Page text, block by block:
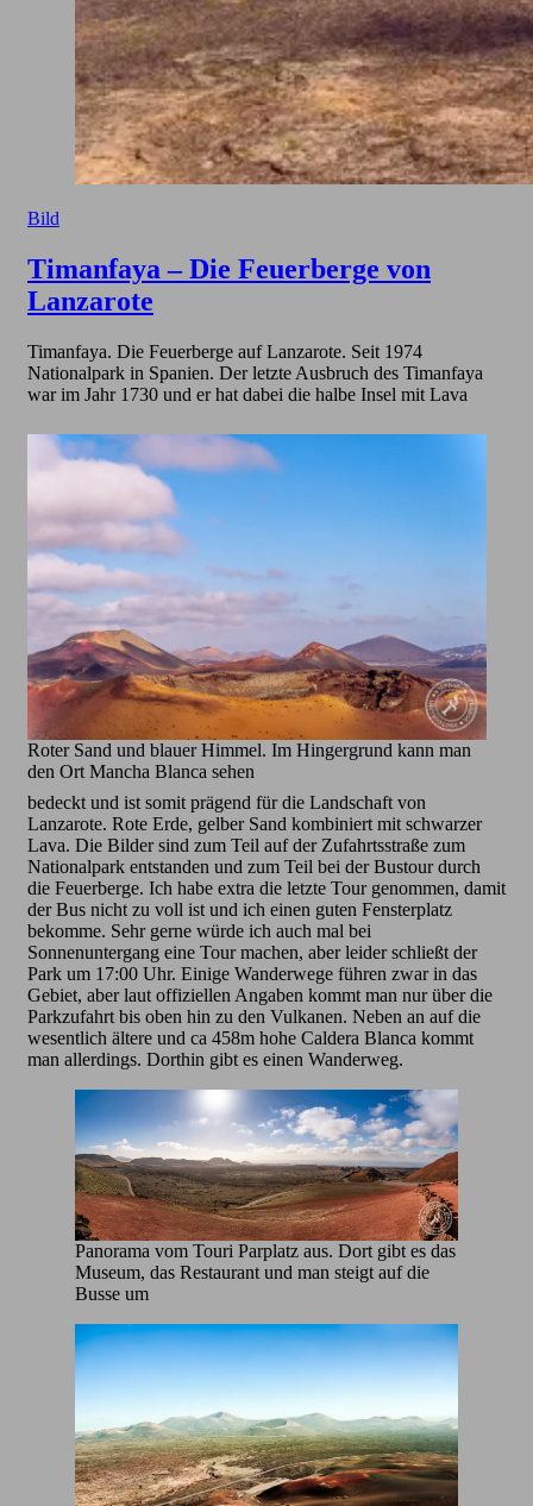
Bild
Timanfaya – Die Feuerberge von
Lanzarote
Timanfaya. Die Feuerberge auf Lanzarote. Seit 1974
Nationalpark in Spanien. Der letzte Ausbruch des Timanfaya
war im Jahr 1730 und er hat dabei die halbe Insel mit Lava
Roter Sand und blauer Himmel. Im Hingergrund kann man
den Ort Mancha Blanca sehen
bedeckt und ist somit prägend für die Landschaft von
Lanzarote. Rote Erde, gelber Sand kombiniert mit schwarzer
Lava. Die Bilder sind zum Teil auf der Zufahrtsstraße zum
Nationalpark entstanden und zum Teil bei der Bustour durch
die Feuerberge. Ich habe extra die letzte Tour genommen, damit
der Bus nicht zu voll ist und ich einen guten Fensterplatz
bekomme. Sehr gerne würde ich auch mal bei
Sonnenuntergang eine Tour machen, aber leider schließt der
Park um 17:00 Uhr. Einige Wanderwege führen zwar in das
Gebiet, aber laut offiziellen Angaben kommt man nur über die
Parkzufahrt bis oben hin zu den Vulkanen. Neben an auf die
wesentlich ältere und ca 458m hohe Caldera Blanca kommt
man allerdings. Dorthin gibt es einen Wanderweg.
Panorama vom Touri Parplatz aus. Dort gibt es das
Museum, das Restaurant und man steigt auf die
Busse um